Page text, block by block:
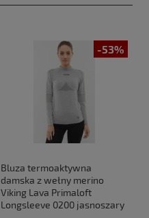
-53%
Bluza termoaktywna
damska z wełny merino
Viking Lava Primaloft
Longsleeve 0200 jasnoszary